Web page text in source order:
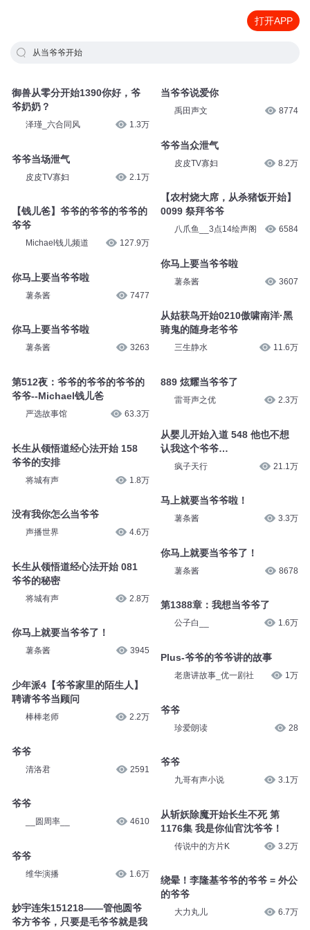
打开APP
从当爷爷开始
御兽从零分开始1390你好，爷
爷奶奶？
泽瑾_六合同风 1.3万
爷爷当场泄气
皮皮TV寡妇 2.1万
【钱儿爸】爷爷的爷爷的爷爷的
爷爷
Michael钱儿频道 127.9万
你马上要当爷爷啦
薯条酱 7477
你马上要当爷爷啦
薯条酱 3263
第512夜：爷爷的爷爷的爷爷的
爷爷--Michael钱儿爸
严选故事馆 63.3万
长生从领悟道经心法开始 158
爷爷的安排
将城有声 1.8万
没有我你怎么当爷爷
声播世界 4.6万
长生从领悟道经心法开始 081
爷爷的秘密
将城有声 2.8万
你马上就要当爷爷了！
薯条酱 3945
少年派4【爷爷家里的陌生人】
聘请爷爷当顾问
棒棒老师 2.2万
爷爷
清洛君 2591
爷爷
__圆周率__ 4610
爷爷
维华演播 1.6万
妙宇连朱151218——管他圆爷
爷方爷爷，只要是毛爷爷就是我
当爷爷说爱你
禹田声文 8774
爷爷当众泄气
皮皮TV寡妇 8.2万
【农村烧大席，从杀猪饭开始】
0099 祭拜爷爷
八爪鱼__3点14绘声阁 6584
你马上要当爷爷啦
薯条酱 3607
从姑获鸟开始0210傲啸南洋·黑
骑鬼的随身老爷爷
三生静水 11.6万
889 炫耀当爷爷了
雷哥声之优 2.3万
从婴儿开始入道 548 他也不想
认我这个爷爷…
疯子天行 21.1万
马上就要当爷爷啦！
薯条酱 3.3万
你马上就要当爷爷了！
薯条酱 8678
第1388章：我想当爷爷了
公子白__ 1.6万
Plus-爷爷的爷爷讲的故事
老唐讲故事_优一剧社 1万
爷爷
珍爱朗读 28
爷爷
九哥有声小说 3.1万
从斩妖除魔开始长生不死 第
1176集 我是你仙官沈爷爷！
传说中的方片K 3.2万
绕晕！李隆基爷爷的爷爷 = 外公
的爷爷
大力丸儿 6.7万